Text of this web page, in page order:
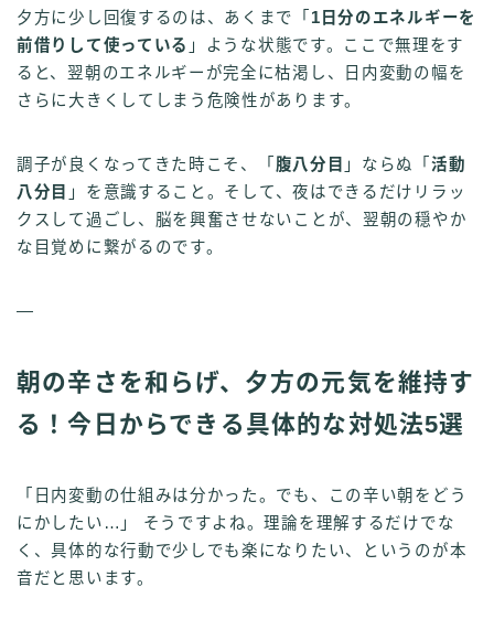
夕方に少し回復するのは、あくまで「 1日分のエネルギーを
前借りして使っている 」ような状態です。ここで無理をす
ると、翌朝のエネルギーが完全に枯渇し、日内変動の幅を
さらに大きくしてしまう危険性があります。
調子が良くなってきた時こそ、「 腹八分目 」ならぬ「 活動
八分目 」を意識すること。そして、夜はできるだけリラッ
クスして過ごし、脳を興奮させないことが、翌朝の穏やか
な目覚めに繋がるのです。
—
朝の辛さを和らげ、夕方の元気を維持す
る！今日からできる具体的な対処法5選
「日内変動の仕組みは分かった。でも、この辛い朝をどう
にかしたい…」 そうですよね。理論を理解するだけでな
く、具体的な行動で少しでも楽になりたい、というのが本
音だと思います。